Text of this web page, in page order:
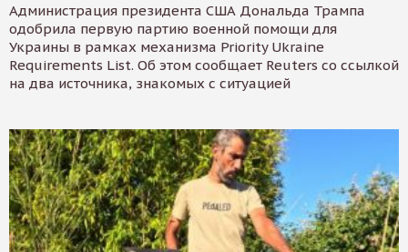
Администрация президента США Дональда Трампа
одобрила первую партию военной помощи для
Украины в рамках механизма Priority Ukraine
Requirements List. Об этом сообщает Reuters со ссылкой
на два источника, знакомых с ситуацией